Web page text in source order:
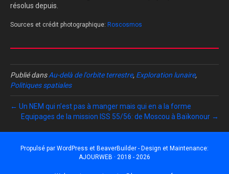
résolus depuis.
Sources et crédit photographique: Roscosmos
Publié dansAu-delà de l'orbite terrestre, Exploration lunaire,
Politiques spatiales
← Un NEM qui n’est pas à manger mais qui en a la forme
Equipages de la mission ISS 55/56: de Moscou à Baïkonour →
Propulsé par WordPress et BeaverBuilder - Design et Maintenance:
AJOURWEB · 2018 - 2026